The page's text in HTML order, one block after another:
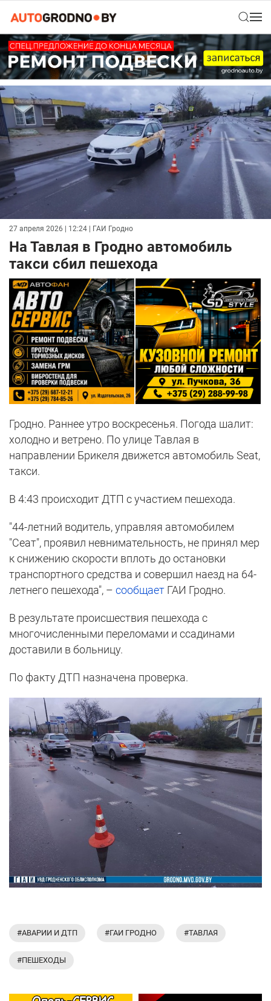
27 апреля 2026 | 12:24 | ГАИ Гродно
На Тавлая в Гродно автомобиль
такси сбил пешехода
Гродно. Раннее утро воскресенья. Погода шалит:
холодно и ветрено. По улице Тавлая в
направлении Брикеля движется автомобиль Seat,
такси.
В 4:43 происходит ДТП с участием пешехода.
"44-летний водитель, управляя автомобилем
"Сеат", проявил невнимательность, не принял мер
к снижению скорости вплоть до остановки
транспортного средства и совершил наезд на 64-
летнего пешехода", – сообщает ГАИ Гродно.
В результате происшествия пешехода с
многочисленными переломами и ссадинами
доставили в больницу.
По факту ДТП назначена проверка.
#АВАРИИ И ДТП #ГАИ ГРОДНО #ТАВЛАЯ
#ПЕШЕХОДЫ